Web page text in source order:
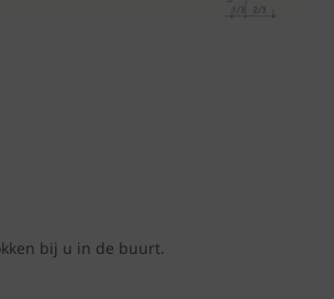
bij u in de buurt.